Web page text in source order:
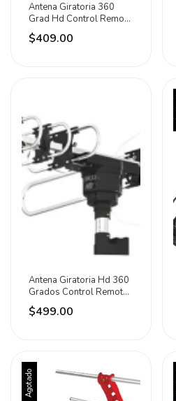
Antena Giratoria 360
Grad Hd Control Remoto
+ Receptor Aksi
$409.00
Antena Giratoria Hd 360
Grados Control Remoto
Marca Aksi
$499.00
Agotado